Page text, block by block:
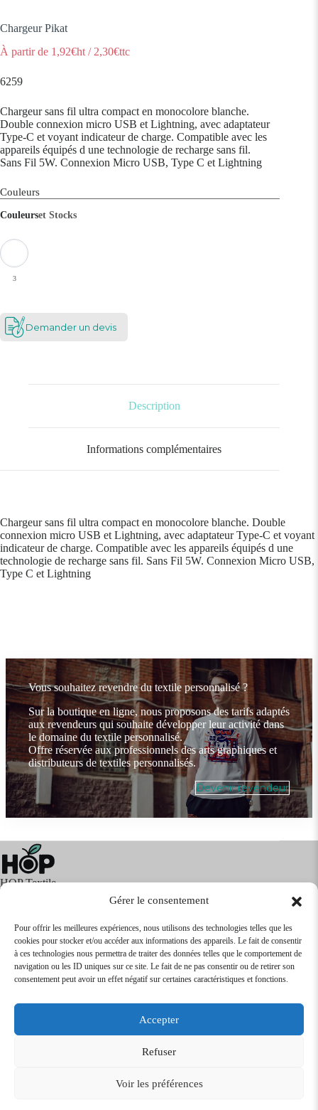
Gérer le consentement
Pour offrir les meilleures expériences, nous utilisons des technologies telles que les
cookies pour stocker et/ou accéder aux informations des appareils. Le fait de consentir
à ces technologies nous permettra de traiter des données telles que le comportement de
navigation ou les ID uniques sur ce site. Le fait de ne pas consentir ou de retirer son
consentement peut avoir un effet négatif sur certaines caractéristiques et fonctions.
Accepter
Refuser
Voir les préférences
Chargeur Pikat
À partir de 1,92€ht / 2,30€ttc
6259
Chargeur sans fil ultra compact en monocolore blanche.
Double connexion micro USB et Lightning, avec adaptateur
Type-C et voyant indicateur de charge. Compatible avec les
appareils équipés d une technologie de recharge sans fil.
Sans Fil 5W. Connexion Micro USB, Type C et Lightning
Couleurs
Couleurset Stocks
3
Demander un devis
Description
Informations complémentaires
Chargeur sans fil ultra compact en monocolore blanche. Double
connexion micro USB et Lightning, avec adaptateur Type-C et voyant
indicateur de charge. Compatible avec les appareils équipés d une
technologie de recharge sans fil. Sans Fil 5W. Connexion Micro USB,
Type C et Lightning
Vous souhaitez revendre du textile personnalisé ?
Sur la boutique en ligne, nous proposons des tarifs adaptés
aux revendeurs qui souhaite développer leur activité dans
le domaine du textile personnalisé.
Offre réservée aux professionnels des arts graphiques et
distributeurs de textiles personnalisés.
Devenir revendeur
HOP Textile
Textile Articles Publicitaires
Infos
Boutique en ligne
Express 24H
Tarifs Revendeurs